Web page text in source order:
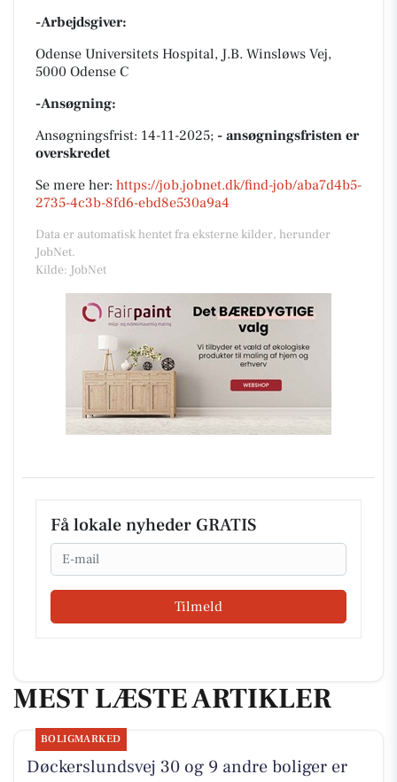
-Arbejdsgiver:
Odense Universitets Hospital, J.B. Winsløws Vej,
5000 Odense C
-Ansøgning:
Ansøgningsfrist: 14-11-2025; - ansøgningsfristen er
overskredet
Se mere her: https://job.jobnet.dk/find-job/aba7d4b5-
2735-4c3b-8fd6-ebd8e530a9a4
Data er automatisk hentet fra eksterne kilder, herunder
JobNet.
Kilde: JobNet
Få lokale nyheder GRATIS
Email
Tilmeld
MEST LÆSTE ARTIKLER
BOLIGMARKED
Døckerslundsvej 30 og 9 andre boliger er